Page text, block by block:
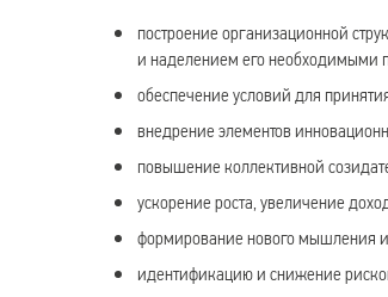
построение организационной
и наделением его необходимыми
обеспечение условий для
внедрение элементов
повышение коллективной
ускорение роста, увеличение
формирование нового мышления
идентификацию и снижение